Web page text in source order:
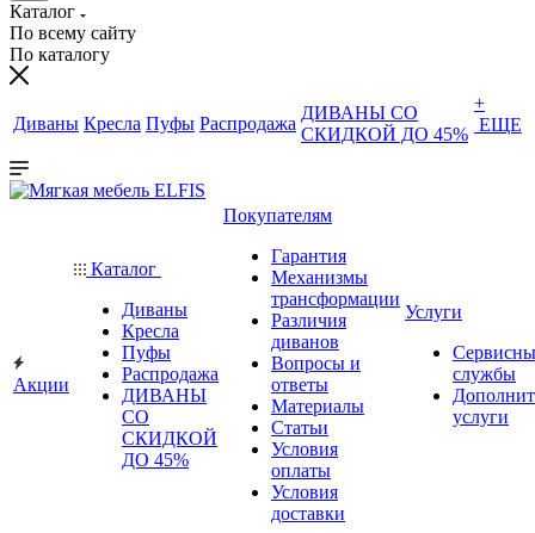
Каталог
По всему сайту
По каталогу
Диваны Кресла Пуфы Распродажа
ДИВАНЫ СО
СКИДКОЙ ДО 45%
+
ЕЩЕ
Акции
Каталог
Диваны
Кресла
Пуфы
Распродажа
ДИВАНЫ
СО
СКИДКОЙ
ДО 45%
Покупателям
Гарантия
Механизмы
трансформации
Различия
диванов
Вопросы и
ответы
Материалы
Статьи
Условия
оплаты
Условия
доставки
Услуги
службы
услуги